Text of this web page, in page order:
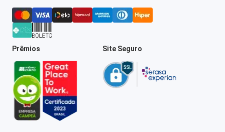
Prêmios Site Seguro